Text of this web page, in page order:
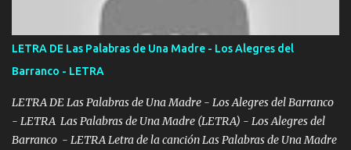
cualquier problema no más es cuestión que ordené NOS HACE
FALTA UN HERMANO DE CLAVE ERA EL 24 SIEMPRE FUE UN
HOMBRE VALIENTE POR ALGO M'URIÓ PELEAND0 SIEMPRE
VIO POR LA FAMILIA PARA QUE SIGA EL LEGADO Es el DOS de
los HERMANOS un cerebro inteligente y com...
LETRA DE Las Palabras de Una Madre - Los Alegres del
Barranco - LETRA
LETRA DE Las Palabras de Una Madre - Los Alegres del Barranco
- LETRA Las Palabras de Una Madre (LETRA) - Los Alegres del
Barranco - LETRA Letra de la canción Las Palabras de Una Madre